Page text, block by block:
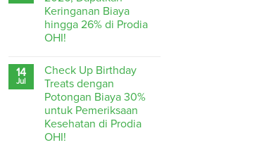
Keringanan Biaya
hingga 26% di Prodia
OHI!
14
Jul
Check Up Birthday
Treats dengan
Potongan Biaya 30%
untuk Pemeriksaan
Kesehatan di Prodia
OHI!